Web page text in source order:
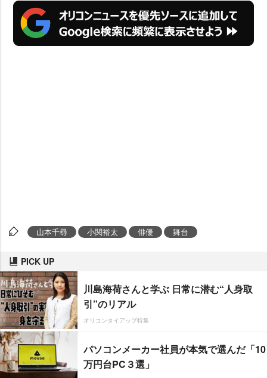
山本千尋 小関裕太 俳優 舞台
PICK UP
川島海荷さんと学ぶ 日常に潜む“人身取
引”のリアル
オリコンタイアップ特集
パソコンメーカー社員が本気で選んだ「10
万円台PC３選」